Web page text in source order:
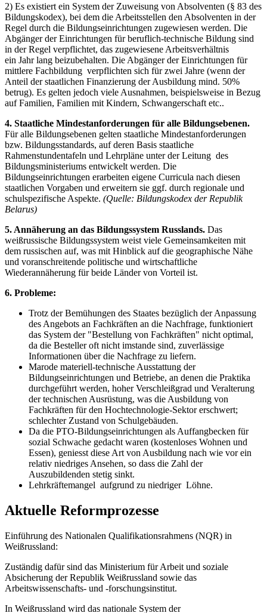
2) Es existiert ein System der Zuweisung von Absolventen (§ 83 des
Bildungskodex), bei dem die Arbeitsstellen den Absolventen in der
Regel durch die Bildungseinrichtungen zugewiesen werden. Die
Abgänger der Einrichtungen für beruflich-technische Bildung sind
in der Regel verpflichtet, das zugewiesene Arbeitsverhältnis
ein Jahr lang beizubehalten. Die Abgänger der Einrichtungen für
mittlere Fachbildung verpflichten sich für zwei Jahre (wenn der
Anteil der staatlichen Finanzierung der Ausbildung mind. 50%
betrug). Es gelten jedoch viele Ausnahmen, beispielsweise in Bezug
auf Familien, Familien mit Kindern, Schwangerschaft etc..
4. Staatliche Mindestanforderungen für alle Bildungsebenen.
Für alle Bildungsebenen gelten staatliche Mindestanforderungen
bzw. Bildungsstandards, auf deren Basis staatliche
Rahmenstundentafeln und Lehrpläne unter der Leitung des
Bildungsministeriums entwickelt werden. Die
Bildungseinrichtungen erarbeiten eigene Curricula nach diesen
staatlichen Vorgaben und erweitern sie ggf. durch regionale und
schulspezifische Aspekte. (Quelle: Bildungskodex der Republik
Belarus)
5. Annäherung an das Bildungssystem Russlands. Das
weißrussische Bildungssystem weist viele Gemeinsamkeiten mit
dem russischen auf, was mit Hinblick auf die geographische Nähe
und voranschreitende politische und wirtschaftliche
Wiederannäherung für beide Länder von Vorteil ist.
6. Probleme:
Trotz der Bemühungen des Staates bezüglich der Anpassung
des Angebots an Fachkräften an die Nachfrage, funktioniert
das System der "Bestellung von Fachkräften" nicht optimal,
da die Besteller oft nicht imstande sind, zuverlässige
Informationen über die Nachfrage zu liefern.
Marode materiell-technische Ausstattung der
Bildungseinrichtungen und Betriebe, an denen die Praktika
durchgeführt werden, hoher Verschleißgrad und Veralterung
der technischen Ausrüstung, was die Ausbildung von
Fachkräften für den Hochtechnologie-Sektor erschwert;
schlechter Zustand von Schulgebäuden.
Da die PTO-Bildungseinrichtungen als Auffangbecken für
sozial Schwache gedacht waren (kostenloses Wohnen und
Essen), geniesst diese Art von Ausbildung nach wie vor ein
relativ niedriges Ansehen, so dass die Zahl der
Auszubildenden stetig sinkt.
Lehrkräftemangel aufgrund zu niedriger Löhne.
Aktuelle Reformprozesse
Einführung des Nationalen Qualifikationsrahmens (NQR) in
Weißrussland:
Zuständig dafür sind das Ministerium für Arbeit und soziale
Absicherung der Republik Weißrussland sowie das
Arbeitswissenschafts- und -forschungsinstitut.
In Weißrussland wird das nationale System der